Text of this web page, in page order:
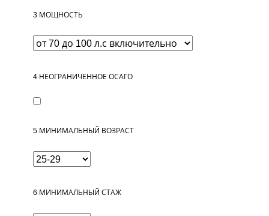
3 МОЩНОСТЬ
4 НЕОГРАНИЧЕННОЕ ОСАГО
5 МИНИМАЛЬНЫЙ ВОЗРАСТ
6 МИНИМАЛЬНЫЙ СТАЖ